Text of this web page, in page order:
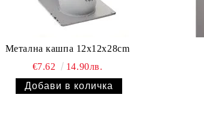
Метална кашпа 12x12x28cm
€7.62
14.90лв.